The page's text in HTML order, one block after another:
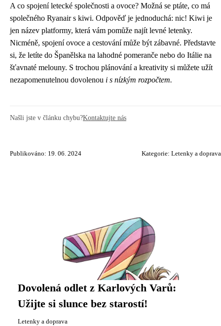
A co spojení letecké společnosti a ovoce? Možná se ptáte, co má
společného Ryanair s kiwi. Odpověď je jednoduchá: nic! Kiwi je
jen název platformy, která vám pomůže najít levné letenky.
Nicméně, spojení ovoce a cestování může být zábavné. Představte
si, že letíte do Španělska na lahodné pomeranče nebo do Itálie na
šťavnaté melouny. S trochou plánování a kreativity si můžete užít
nezapomenutelnou dovolenou i s nízkým rozpočtem.
Našli jste v článku chybu?Kontaktujte nás
Publikováno: 19. 06. 2024 Kategorie: Letenky a doprava
Dovolená odlet z Karlových Varů:
Užijte si slunce bez starostí!
Letenky a doprava